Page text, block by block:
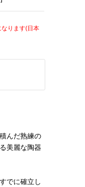
ります(日本
んだ熟練の
美麗な陶器
でに確立し